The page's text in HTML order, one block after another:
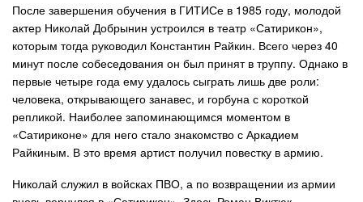
После завершения обучения в ГИТИСе в 1985 году, молодой
актер Николай Добрынин устроился в театр «Сатирикон»,
которым тогда руководил Константин Райкин. Всего через 40
минут после собеседования он был принят в труппу. Однако в
первые четыре года ему удалось сыграть лишь две роли:
человека, открывающего занавес, и горбуна с короткой
репликой. Наиболее запоминающимся моментом в
«Сатириконе» для него стало знакомство с Аркадием
Райкиным. В это время артист получил повестку в армию.
Николай служил в войсках ПВО, а по возвращении из армии